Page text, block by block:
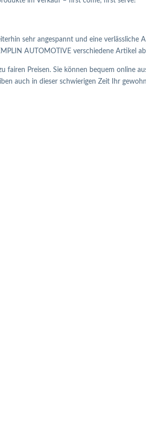
sehr angespannt und eine verlässliche
AUTOMOTIVE verschiedene Artikel
fairen Preisen. Sie können bequem online
auch in dieser schwierigen Zeit Ihr